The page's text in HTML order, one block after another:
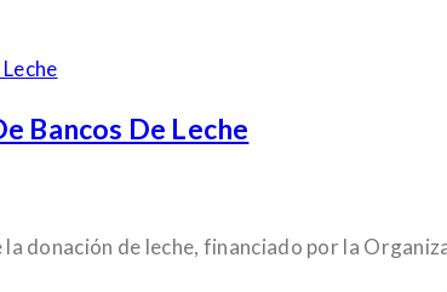
Bancos De Leche
donación de leche, financiado por la